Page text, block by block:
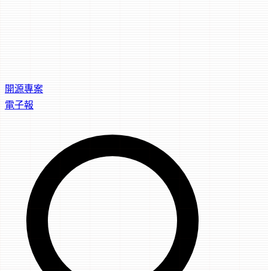
開源專案
電子報